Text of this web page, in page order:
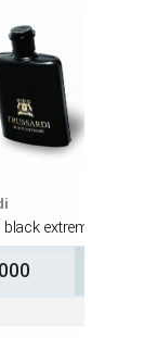
trussardi black
10,348,000